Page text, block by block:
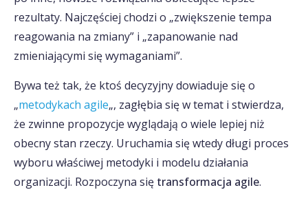
rezultaty. Najczęściej chodzi o „zwiększenie tempa
reagowania na zmiany” i „zapanowanie nad
zmieniającymi się wymaganiami”.
Bywa też tak, że ktoś decyzyjny dowiaduje się o
„metodykach agile„, zagłębia się w temat i stwierdza,
że zwinne propozycje wyglądają o wiele lepiej niż
obecny stan rzeczy. Uruchamia się wtedy długi proces
wyboru właściwej metodyki i modelu działania
organizacji. Rozpoczyna się transformacja agile.